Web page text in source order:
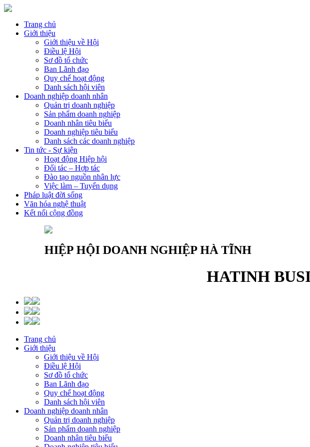
Trang chủ
Giới thiệu
Giới thiệu về Hội
Điều lệ Hội
Sơ đồ tổ chức
Ban Lãnh đạo
Quy chế hoạt động
Danh sách hội viên
Doanh nghiệp doanh nhân
Quản trị doanh nghiệp
Sản phẩm doanh nghiệp
Doanh nhân tiêu biểu
Doanh nghiệp tiêu biểu
Danh sách các doanh nghiệp
Tin tức - Sự kiện
Hoạt động Hiệp hội
Đối tác – Hợp tác
Đào tạo nguồn nhân lực
Việc làm – Tuyển dụng
Pháp luật đời sống
Văn hóa nghệ thuật
Kết nối cộng đồng
HIỆP HỘI DOANH NGHIỆP HÀ TĨNH
HATINH
Trang chủ
Giới thiệu
Giới thiệu về Hội
Điều lệ Hội
Sơ đồ tổ chức
Ban Lãnh đạo
Quy chế hoạt động
Danh sách hội viên
Doanh nghiệp doanh nhân
Quản trị doanh nghiệp
Sản phẩm doanh nghiệp
Doanh nhân tiêu biểu